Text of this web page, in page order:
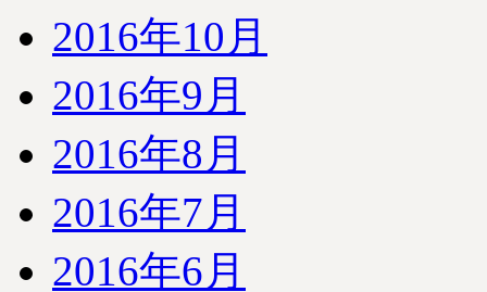
2016年10月
2016年9月
2016年8月
2016年7月
2016年6月